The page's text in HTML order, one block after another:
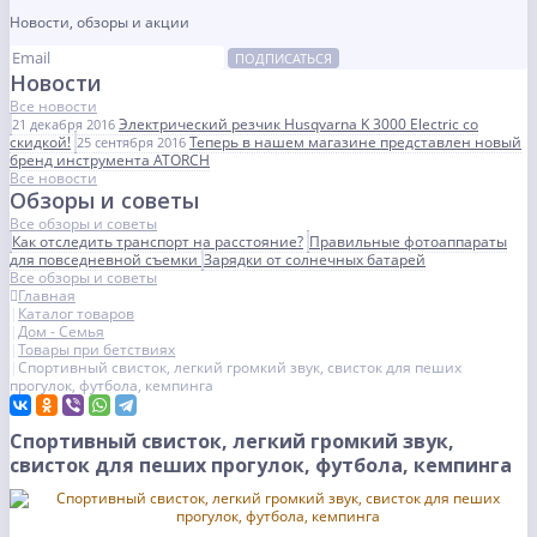
Новости, обзоры и акции
ПОДПИСАТЬСЯ
Новости
Все новости
21 декабря 2016 Электрический резчик Husqvarna K 3000 Electric со
скидкой! 25 сентября 2016 Теперь в нашем магазине представлен новый
бренд инструмента ATORCH
Все новости
Обзоры и советы
Все обзоры и советы
Как отследить транспорт на расстояние? Правильные фотоаппараты
для повседневной съемкиЗарядки от солнечных батарей
Все обзоры и советы
Главная
Каталог товаров
Дом - Семья
Товары при бетствиях
Спортивный свисток, легкий громкий звук, свисток для пеших
прогулок, футбола, кемпинга
Спортивный свисток, легкий громкий звук,
свисток для пеших прогулок, футбола, кемпинга